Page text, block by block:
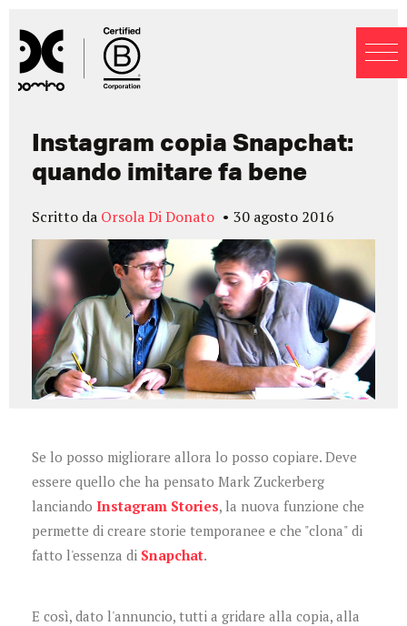
Blog
Instagram copia Snapchat:
quando imitare fa bene
Scritto da Orsola Di Donato 30 agosto 2016
Se lo posso migliorare allora lo posso copiare. Deve
essere quello che ha pensato Mark Zuckerberg
lanciando Instagram Stories, la nuova funzione che
permette di creare storie temporanee e che "clona" di
fatto l'essenza di Snapchat.
E così, dato l'annuncio, tutti a gridare alla copia, alla